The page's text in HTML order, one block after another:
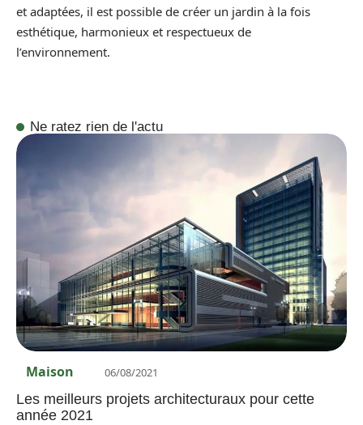
et adaptées, il est possible de créer un jardin à la fois
esthétique, harmonieux et respectueux de
l’environnement.
Ne ratez rien de l'actu
Maison 06/08/2021
Les meilleurs projets architecturaux pour cette
année 2021